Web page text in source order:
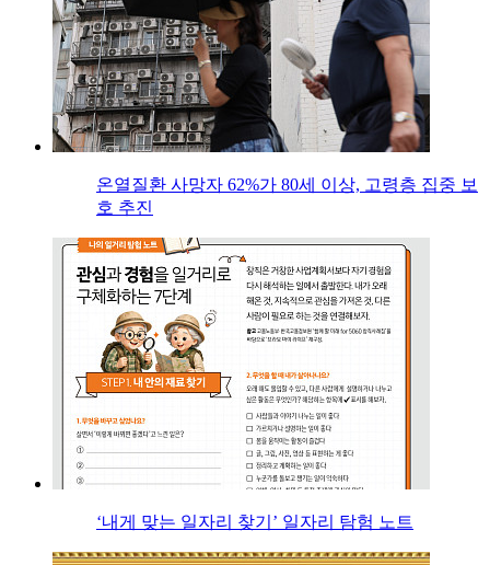
온열질환 사망자 62%가 80세 이상, 고령층 집중 보
호 추진
‘내게 맞는 일자리 찾기’ 일자리 탐험 노트